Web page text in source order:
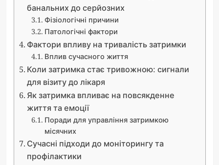
банальних до серйозних
Фізіологічні причини
Патологічні фактори
Фактори впливу на тривалість затримки
Вплив сучасного життя
Коли затримка стає тривожною: сигнали
для візиту до лікаря
Як затримка впливає на повсякденне
життя та емоції
Поради для управління затримкою
місячних
Сучасні підходи до моніторингу та
профілактики